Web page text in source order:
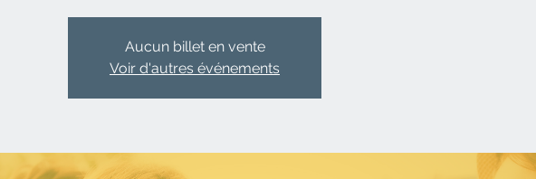
Aucun billet en vente
Voir d'autres événements